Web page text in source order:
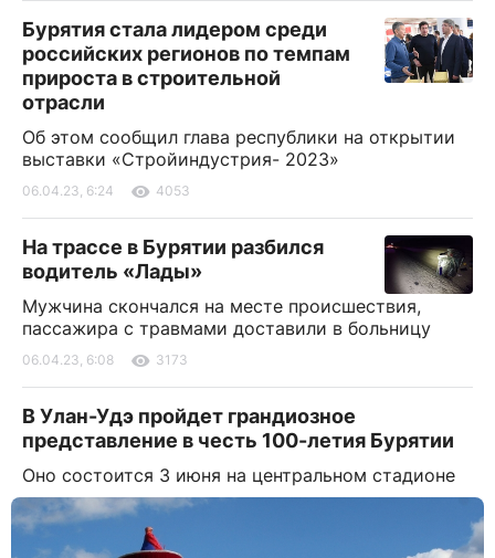
Бурятия стала лидером среди
российских регионов по темпам
прироста в строительной
отрасли
Об этом сообщил глава республики на открытии
выставки «Стройиндустрия- 2023»
06.04.23, 6:24 4053
На трассе в Бурятии разбился
водитель «Лады»
Мужчина скончался на месте происшествия,
пассажира с травмами доставили в больницу
06.04.23, 6:08 3173
В Улан-Удэ пройдет грандиозное
представление в честь 100-летия Бурятии
Оно состоится 3 июня на центральном стадионе